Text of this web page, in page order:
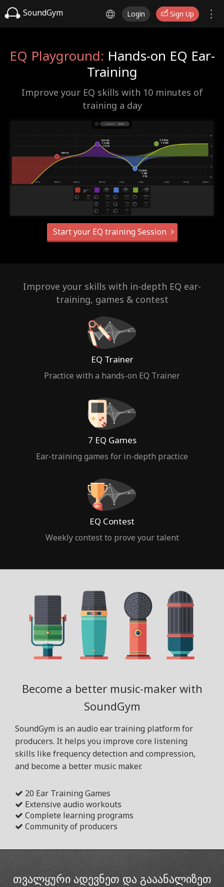
SoundGym Login Sign Up
EQ Playground: Hands-on EQ Ear-
Training
Improve your EQ skills with 10 minutes of
training a day
Start your EQ training Session
Improve your skills with in-depth EQ ear-
training, games & contest
EQ Trainer
Practice with a hands-on EQ Trainer
7 EQ Games
Ear-training games for in-depth practice
EQ Contest
Weekly contest to prove your talent
Become a better music-maker with
SoundGym
SoundGym is an audio ear training platform for
producers. It helps you improve core listening
skills like frequency detection and compression,
and become a better music maker.
20 Ear Training Games
Extensive audio workouts
Complete learning programs
Community of producers
თვალყური ადევნეთ და გააანალიზეთ